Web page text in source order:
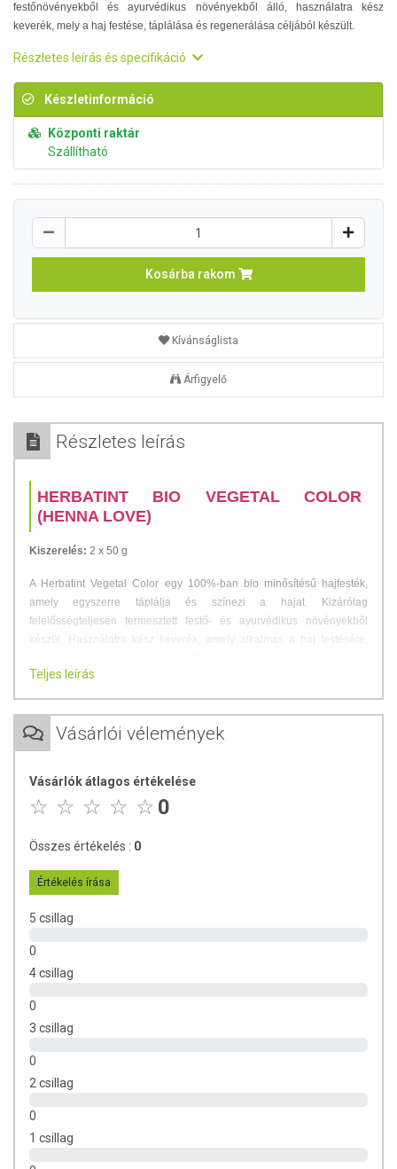
festőnövényekből és ayurvédikus növényekből álló, használatra kész
keverék, mely a haj festése, táplálása és regenerálása céljából készült.
Részletes leírás és specifikáció
Készletinformáció
Központi raktár
Szállítható
Kosárba rakom
Kívánságlista
Árfigyelő
Részletes leírás
HERBATINT BIO VEGETAL COLOR
(HENNA LOVE)
Kiszerelés: 2 x 50 g
A Herbatint Vegetal Color egy 100%-ban bio minősítésű hajfesték,
amely egyszerre táplálja és színezi a hajat. Kizárólag
felelősségteljesen termesztett festő- és ayurvédikus növényekből
készül. Használatra kész keverék, amely alkalmas a haj festésére,
VEGETAL COLOR könnyen felvihető és leöblíthető, intenzív szín- és
ápolási eredményt garantálva.
Ideális kiinduló szín:
barna
világosbarna
sötétszőke
világosszőke
ősz (kétlépéses eljárás: előszínezés HENNA LOVE POWER-rel
Várható eredmény:
Teljes leírás
Vásárlói vélemények
Vásárlók átlagos értékelése
0
Összes értékelés : 0
Értékelés írása
5 csillag
0
4 csillag
0
3 csillag
0
2 csillag
0
1 csillag